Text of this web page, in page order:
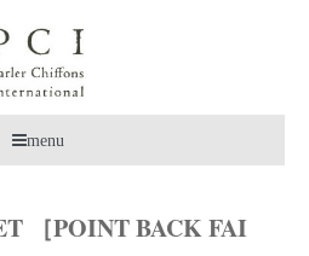
menu
［POINT BACK FAI